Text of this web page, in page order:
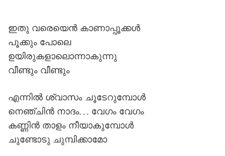
ഇതു വരെയെൻ കാണാപ്പൂക്കൾ
പൂക്കും പോലെ
ഉയിരുകളാലൊന്നാകുന്നു
വീണ്ടും വീണ്ടും
എന്നിൽ ശ്വാസം ചൂടേറുമ്പോൾ
നെഞ്ചിൻ നാദം… വേഗം വേഗം
കണ്ണിൻ താളം നീയാകുമ്പോൾ
ചുണ്ടോടു ചുമ്പിക്കാമോ